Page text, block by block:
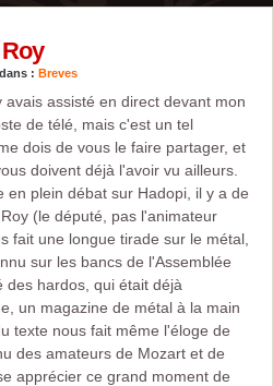
dans : Breves
avais assisté en direct devant mon
de télé, mais c'est un tel
dois de vous le faire partager, et
doivent déjà l'avoir vu ailleurs.
en plein débat sur Hadopi, il y a de
(le député, pas l'animateur
fait une longue tirade sur le métal,
sur les bancs de l'Assemblée
des hardos, qui était déjà
un magazine de métal à la main
texte nous fait même l'éloge de
des amateurs de Mozart et de
apprécier ce grand moment de